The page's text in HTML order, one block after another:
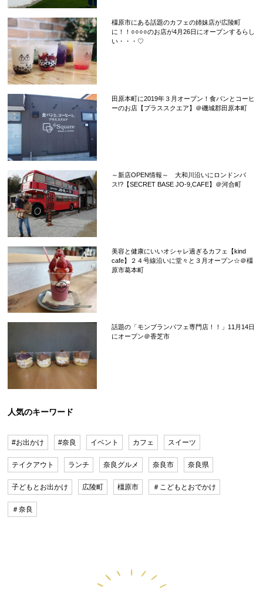
橿原市にある話題のカフェの姉妹店が広陵町
に！！○○○○のお店が4月26日にオープンするらし
い・・・♡
田原本町に2019年３月オープン！食パンとコーヒ
ーのお店【プラススクエア】＠磯城郡田原本町
～新店OPEN情報～ 大和川沿いにロンドンバ
ス!?【SECRET BASE JO-9,CAFE】＠河合町
美容と健康にいいオシャレ過ぎるカフェ【kind
cafe】２４号線沿いに堂々と３月オープン☆＠橿
原市葛本町
話題の「モンブランパフェ専門店！！」11月14日
にオープン＠香芝市
人気のキーワード
#お出かけ #奈良 イベント カフェ スイーツ
テイクアウト ランチ 奈良グルメ 奈良市 奈良県
子どもとお出かけ 広陵町 橿原市 ＃こどもとおでかけ
＃奈良